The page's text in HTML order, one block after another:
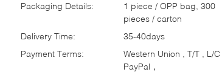
Packaging Details:
1 piece / OPP bag, 300
pieces / carton
Delivery Time:
35-40days
Payment Terms:
Western Union , T/T , L/C ,
PayPal，